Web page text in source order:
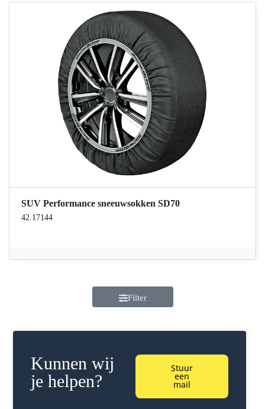
SUV Performance sneeuwsokken SD70
42.17144
Filter
Kunnen wij
je helpen?
Stuur
een
mail